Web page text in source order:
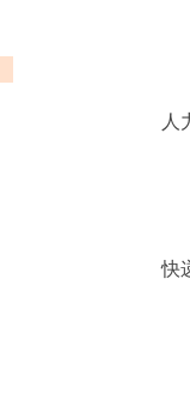
人
快